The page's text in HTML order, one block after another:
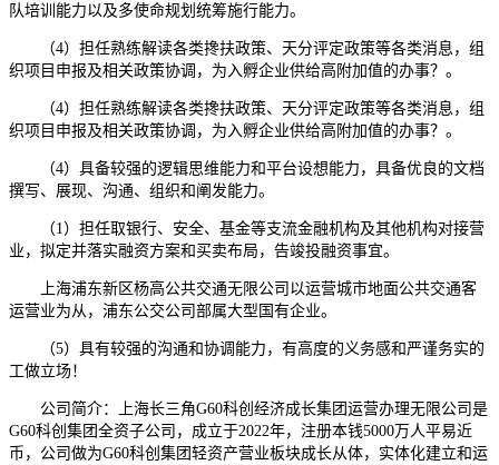
队培训能力以及多使命规划统筹施行能力。
（4）担任熟练解读各类搀扶政策、天分评定政策等各类消息，组
织项目申报及相关政策协调，为入孵企业供给高附加值的办事？。
（4）担任熟练解读各类搀扶政策、天分评定政策等各类消息，组
织项目申报及相关政策协调，为入孵企业供给高附加值的办事？。
（4）具备较强的逻辑思维能力和平台设想能力，具备优良的文档
撰写、展现、沟通、组织和阐发能力。
（1）担任取银行、安全、基金等支流金融机构及其他机构对接营
业，拟定并落实融资方案和买卖布局，告竣投融资事宜。
上海浦东新区杨高公共交通无限公司以运营城市地面公共交通客
运营业为从，浦东公交公司部属大型国有企业。
（5）具有较强的沟通和协调能力，有高度的义务感和严谨务实的
工做立场！
公司简介：上海长三角G60科创经济成长集团运营办理无限公司是
G60科创集团全资子公司，成立于2022年，注册本钱5000万人平易近
币，公司做为G60科创集团轻资产营业板块成长从体，实体化建立和运